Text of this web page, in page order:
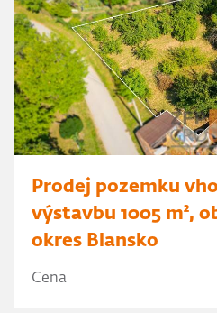
Prodej pozemku
výstavbu 1005 m²,
okres Blansko
Cena